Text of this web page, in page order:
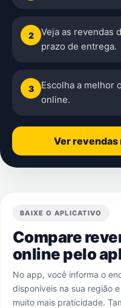
2
Veja as revendas
prazo de entrega.
3
Escolha a melhor
online.
Ver revendas
BAIXE O APLICATIVO
Compare
online pelo
No app, você informa o
disponíveis na sua região
muito mais praticidade.